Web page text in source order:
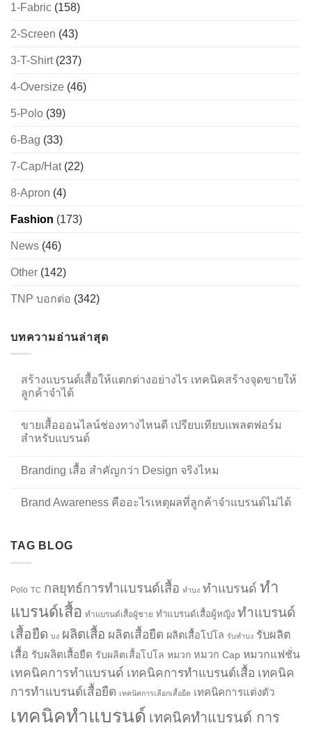
1-Fabric (158)
2-Screen (43)
3-T-Shirt(237)
4-Oversize (46)
5-Polo (39)
6-Bag (33)
7-Cap/Hat(22)
8-Apron (4)
Fashion (173)
News (46)
Other (142)
TNP บอกต่อ (342)
บทความอ่านล่าสุด
สร้างแบรนด์เสื้อให้แตกต่างอย่างไร เทคนิคสร้างจุดขายให้
ลูกค้าจำได้
ขายเสื้อออนไลน์ช่องทางไหนดี เปรียบเทียบแพลตฟอร์ม
สำหรับแบรนด์
Branding เสื้อ สำคัญกว่า Design จริงไหม
Brand Awareness คืออะไรเหตุผลที่ลูกค้าจำแบรนด์ไม่ได้
TAG BLOG
Polo TC กลยุทธ์การทำแบรนด์เสื้อ ทำบง ทำแบรนด์ ทำ
แบรนด์เสื้อ ทำแบรนด์เสื้อผู้ชาย ทำแบรนด์เสื้อผู้หญิง ทำแบรนด์
เสื้อยืด บง ผลิตเสื้อ ผลิตเสื้อยืด ผลิตเสื้อโปโล รับทำบง รับผลิต
เสื้อ รับผลิตเสื้อยืด รับผลิตเสื้อโปโล หมวก หมวก Cap หมวกแฟชั่น
เทคนิคการทำแบรนด์ เทคนิคการทำแบรนด์เสื้อ เทคนิค
การทำแบรนด์เสื้อยืด เทคนิคการเลือกเสื้อยืด เทคนิคการแต่งตัว
เทคนิคทำแบรนด์ เทคนิคทำแบรนด์ การ